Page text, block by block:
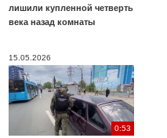
лишили купленной четверть
века назад комнаты
15.05.2026
0:53